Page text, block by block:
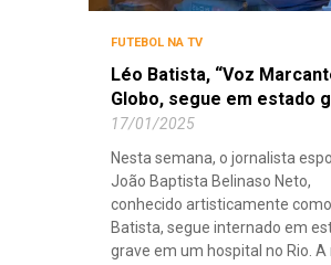
FUTEBOL NA TV
Léo Batista, “Voz
Globo, segue em estado
17/01/2025
Nesta semana, o jornalista
João Baptista Belinaso Neto,
conhecido artisticamente
Batista, segue internado em
grave em um hospital no Rio. A